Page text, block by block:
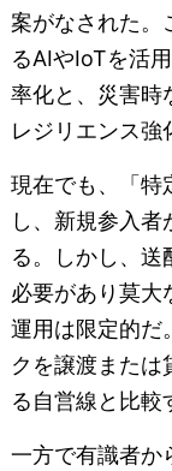
案がなされた。
るAIやIoTを活
率化と、災害時
レジリエンス強
現在でも、「特
し、新規参入
る。しかし、送
必要があり莫大
運用は限定的だ
クを譲渡または
る自営線と比較
一方で有識者か